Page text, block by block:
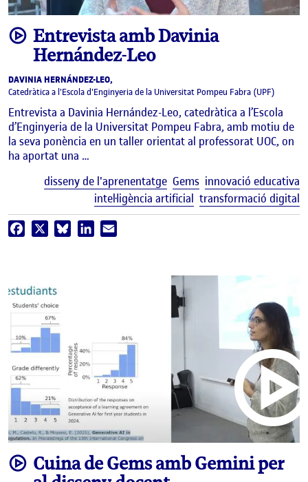
videoEntrevista amb Davinia
Hernández-Leo
DAVINIA HERNÁNDEZ-LEO,
Catedràtica a l'Escola d'Enginyeria de la Universitat Pompeu Fabra (UPF)
Entrevista a Davinia Hernández-Leo, catedràtica a l’Escola
d’Enginyeria de la Universitat Pompeu Fabra, amb motiu de
la seva ponència en un taller orientat al professorat UOC, on
ha aportat una …
disseny de l'aprenentatge Gems innovació educativa
intel·ligència artificial transformació digital
Facebook BlueskyLinkedIn
videoCuina de Gems amb Gemini per